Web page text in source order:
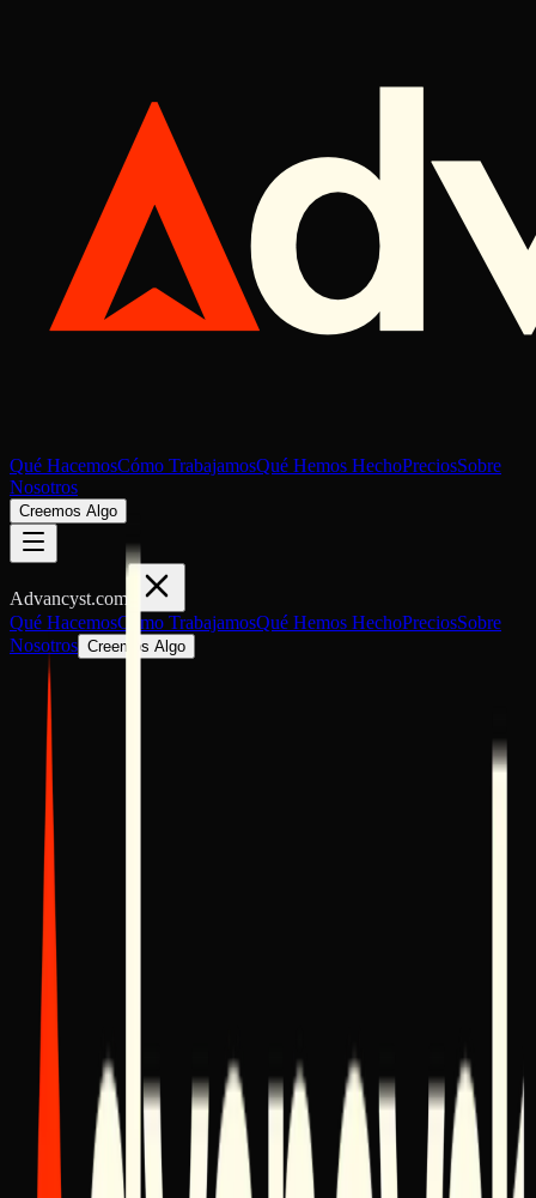
Qué HacemosCómo TrabajamosQué Hemos HechoPreciosSobre
Nosotros
Creemos Algo
Advancyst.com
Qué HacemosCómo TrabajamosQué Hemos HechoPreciosSobre
Nosotros Creemos Algo
The Gate
Estás aquí para construir. Nos aseguramos de que se
haga bien.
Este es el punto de partida para nuevos sistemas, productos y bases.
Si estás listo para crear algo intencional y escalable, aquí es donde
comienza.
¿Por qué una solicitud?
Solo trabajamos con empresas que mejoran la vida de las personas.
Limitamos los compromisos activos para garantizar profundidad,
calidad e impacto a largo plazo. Este proceso protege a ambas
partes.
Nombre
Correo Electrónico
Teléfono
Empresa (Opcional)